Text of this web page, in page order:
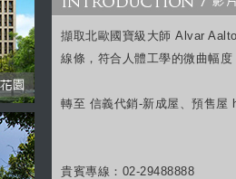
擷取北歐國寶級大師 Alvar
線條，符合人體工學的微曲幅
轉至 信義代銷-新成屋、預售
貴賓專線：02-29488888